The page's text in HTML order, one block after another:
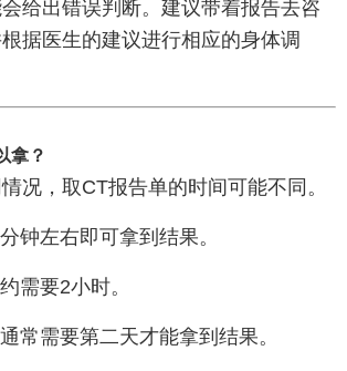
给出错误判断。建议带着报告去咨
据医生的建议进行相应的身体调
拿？
况，取CT报告单的时间可能不同。
钟左右即可拿到结果。
需要2小时。
常需要第二天才能拿到结果。